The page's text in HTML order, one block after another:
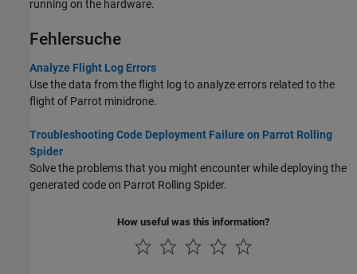
running on the hardware.
Fehlersuche
Analyze Flight Log Errors
Use the data from the flight log to analyze errors related to the
flight of Parrot minidrone.
Troubleshooting Code Deployment Failure on Parrot Rolling
Spider
Solve the problems that you might encounter while deploying the
generated code on Parrot Rolling Spider.
How useful was this information?